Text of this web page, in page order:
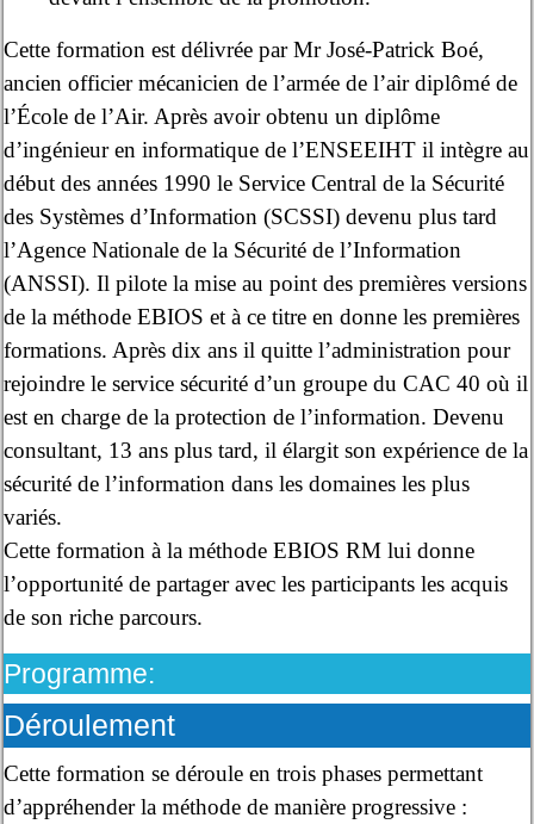
Cette formation est délivrée par Mr José-Patrick Boé,
ancien officier mécanicien de l’armée de l’air diplômé de
l’École de l’Air. Après avoir obtenu un diplôme
d’ingénieur en informatique de l’ENSEEIHT il intègre au
début des années 1990 le Service Central de la Sécurité
des Systèmes d’Information (SCSSI) devenu plus tard
l’Agence Nationale de la Sécurité de l’Information
(ANSSI). Il pilote la mise au point des premières versions
de la méthode EBIOS et à ce titre en donne les premières
formations. Après dix ans il quitte l’administration pour
rejoindre le service sécurité d’un groupe du CAC 40 où il
est en charge de la protection de l’information. Devenu
consultant, 13 ans plus tard, il élargit son expérience de la
sécurité de l’information dans les domaines les plus
variés.
Cette formation à la méthode EBIOS RM lui donne
l’opportunité de partager avec les participants les acquis
de son riche parcours.
Programme:
Déroulement
Cette formation se déroule en trois phases permettant
d’appréhender la méthode de manière progressive :